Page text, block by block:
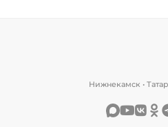
Нижнекамск •